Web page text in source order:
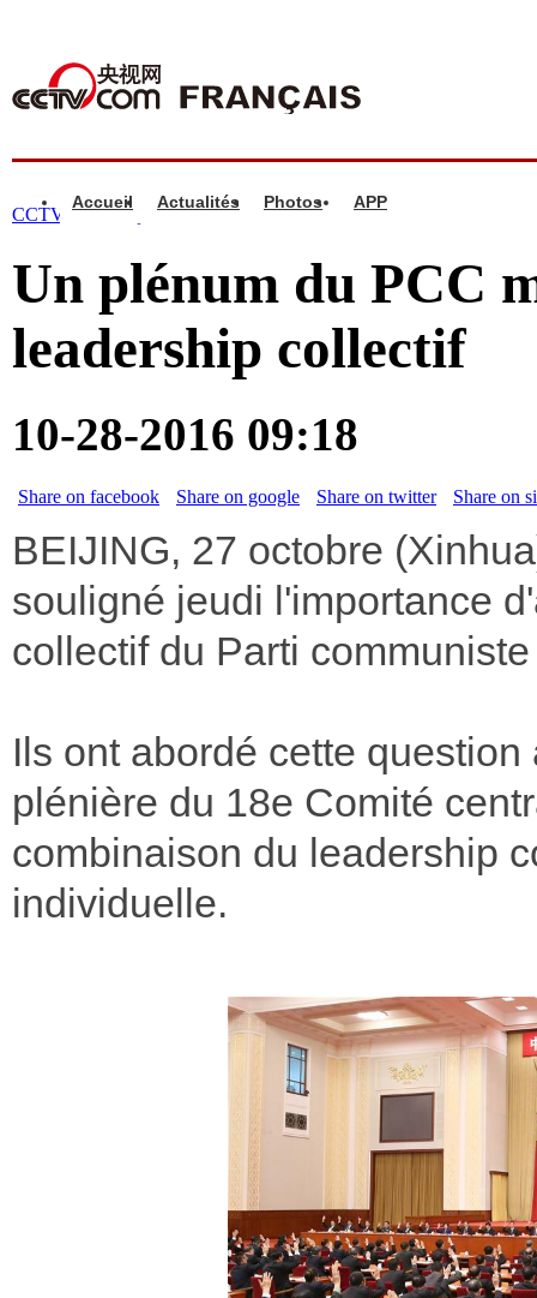
Accueil Actualités Photos APP
CCTV.com française > Infos> Chine
Un plénum du PCC
leadership collectif
10-28-2016 09:18
Share on facebook Share on google Share on twitter Share on
BEIJING, 27 octobre
souligné jeudi l'importance
collectif du Parti
Ils ont abordé cette
plénière du 18e Comité
combinaison du leadership
individuelle.